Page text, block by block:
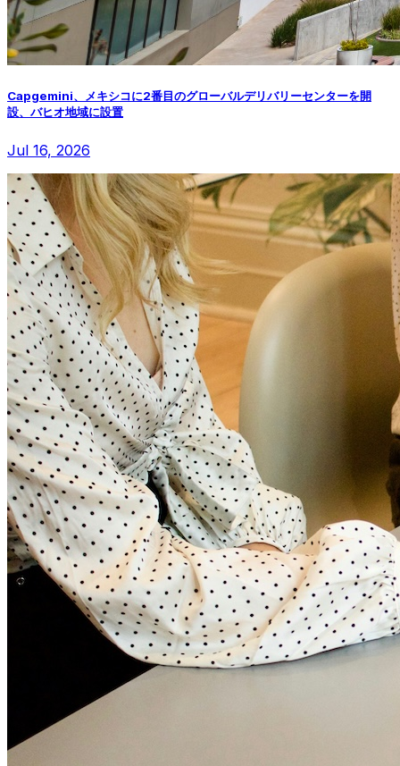
Capgemini、メキシコに2番目のグローバルデリバリーセンターを開
設、バヒオ地域に設置
Jul 16, 2026